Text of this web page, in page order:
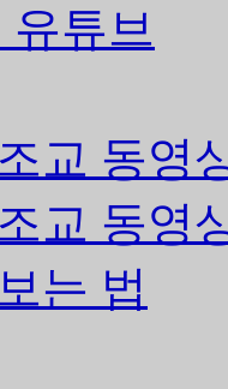
유튜브
교 동영
교 동영
는 법